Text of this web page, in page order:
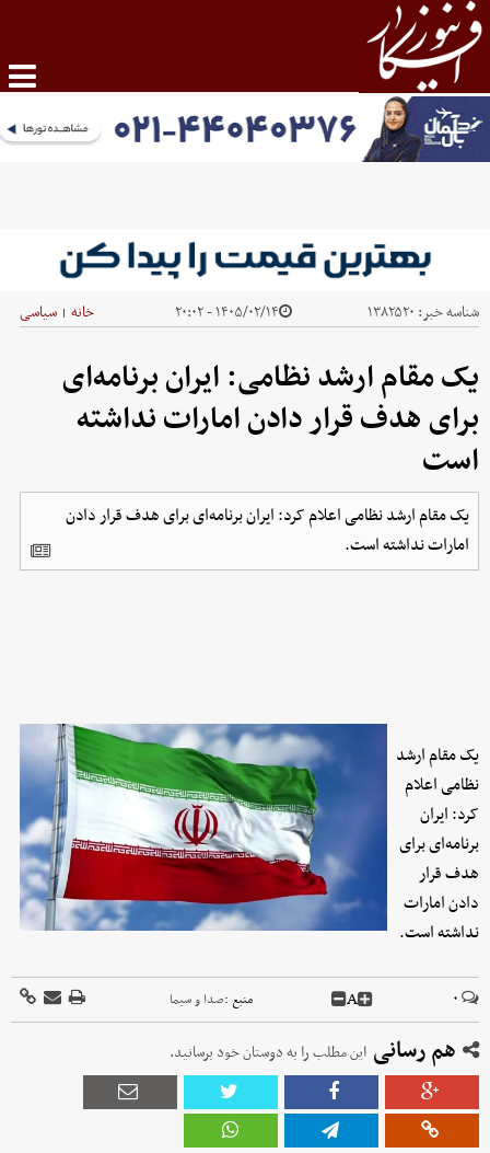
شناسه خبر: ۱۳۸۲۵۲۰ ۱۴۰۵/۰۲/۱۴ - ۲۰:۰۲ خانه | سیاسی
یک مقام ارشد نظامی: ایران برنامه‌ای
برای هدف قرار دادن امارات نداشته
است
یک مقام ارشد نظامی اعلام کرد: ایران برنامه‌ای برای هدف قرار دادن
امارات نداشته است.
یک مقام ارشد
نظامی اعلام
کرد: ایران
برنامه‌ای برای
هدف قرار
دادن امارات
نداشته است.
۰ A منبع :صدا و سیما
هم رسانی این مطلب را به دوستان خود برسانید.